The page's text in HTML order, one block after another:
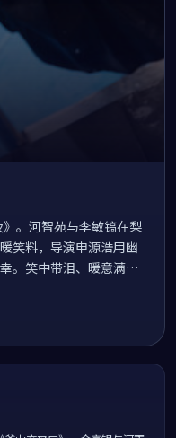
。河智苑与李敏镐在梨
笑料，导演申源浩用幽
。笑中带泪、暖意满
。